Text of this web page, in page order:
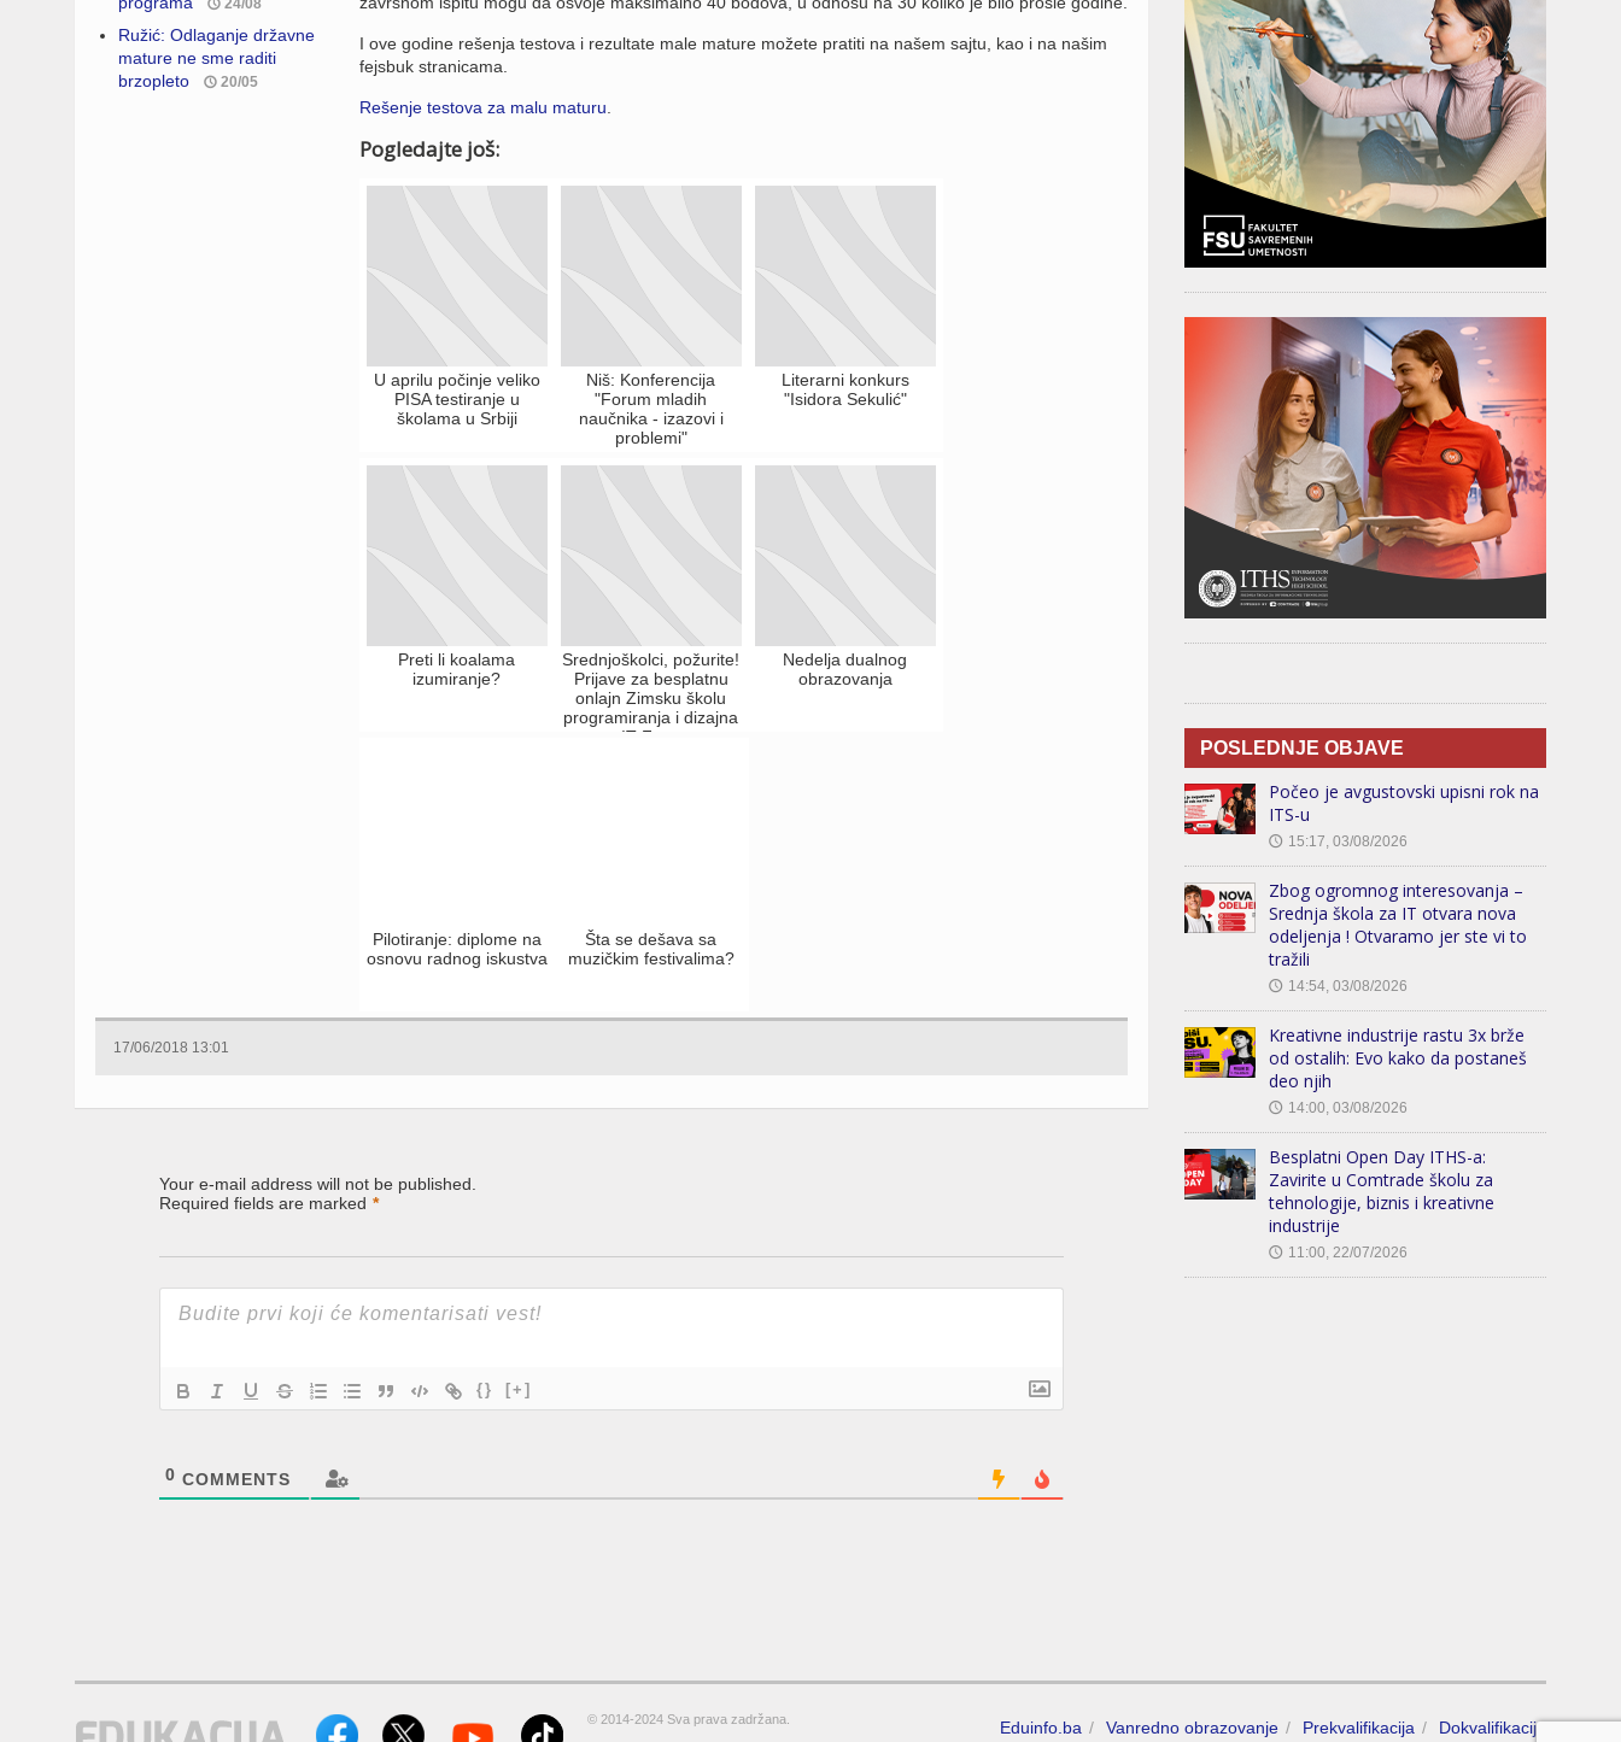
24/08
Ružić: Odlaganje državne
mature ne sme raditi
brzopleto
20/05
I ove godine rešenja testova i rezultate male mature možete pratiti na našem sajtu, kao i na našim
fejsbuk stranicama.
Rešenje testova za malu maturu
Pogledajte još:
U aprilu počinje veliko
PISA testiranje u
školama u Srbiji
Niš: Konferencija
"Forum mladih
naučnika - izazovi i
problemi"
Literarni konkurs
"Isidora Sekulić"
Preti li koalama
izumiranje?
Srednjoškolci, požurite!
Prijave za besplatnu
onlajn Zimsku školu
programiranja i dizajna
– IT Fest ...
Nedelja dualnog
obrazovanja
Pilotiranje: diplome na
osnovu radnog iskustva
Šta se dešava sa
muzičkim festivalima?
17/06/2018 13:01
Your e-mail address will not be published.
Required fields are marked *
{} [+]
0 COMMENTS
POSLEDNJE OBJAVE
Počeo je avgustovski upisni rok na
ITS-u
🕔 15:17, 03/08/2026
Zbog ogromnog interesovanja –
Srednja škola za IT otvara nova
odeljenja ! Otvaramo jer ste vi to
tražili
🕔 14:54, 03/08/2026
Kreativne industrije rastu 3x brže
od ostalih: Evo kako da postaneš
deo njih
🕔 14:00, 03/08/2026
Besplatni Open Day ITHS-a:
Zavirite u Comtrade školu za
tehnologije, biznis i kreativne
industrije
🕔 11:00, 22/07/2026
Eduinfo.ba Vanredno obrazovanje Prekvalifikacija Dokvalifikacija
© 2014-2024 Sva prava zadržana.